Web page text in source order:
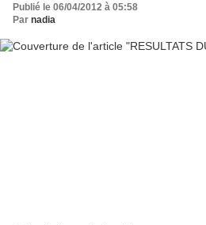
Publié le 06/04/2012 à 05:58
Par nadia